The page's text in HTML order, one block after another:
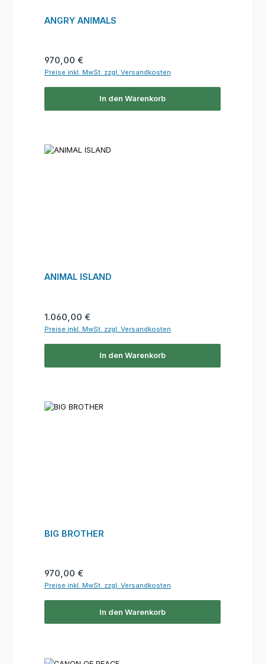
ANGRY ANIMALS
Regulärer Preis:
970,00 €
Preise inkl. MwSt. zzgl. Versandkosten
In den Warenkorb
ANIMAL ISLAND
Regulärer Preis:
1.060,00 €
Preise inkl. MwSt. zzgl. Versandkosten
In den Warenkorb
BIG BROTHER
Regulärer Preis:
970,00 €
Preise inkl. MwSt. zzgl. Versandkosten
In den Warenkorb